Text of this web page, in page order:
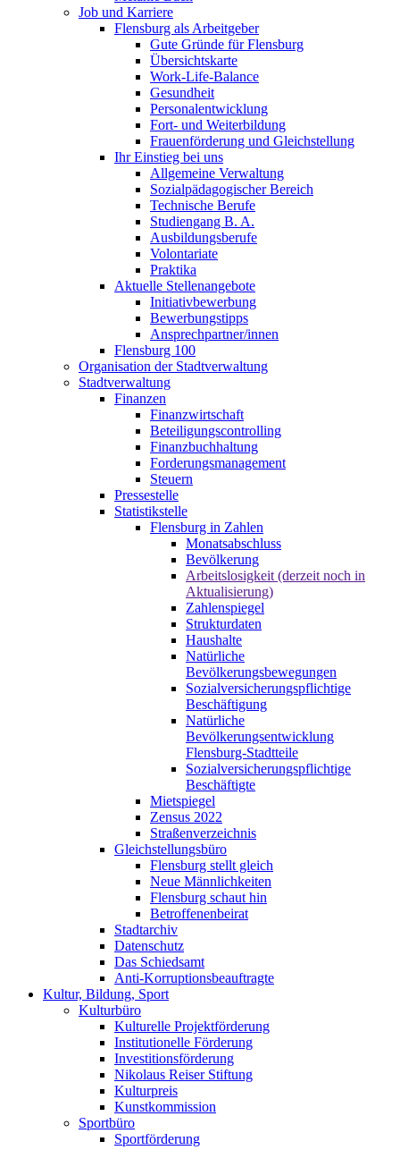
Job und Karriere
Flensburg als Arbeitgeber
Gute Gründe für Flensburg
Übersichtskarte
Work-Life-Balance
Gesundheit
Personalentwicklung
Fort- und Weiterbildung
Frauenförderung und Gleichstellung
Ihr Einstieg bei uns
Allgemeine Verwaltung
Sozialpädagogischer Bereich
Technische Berufe
Studiengang B. A.
Ausbildungsberufe
Volontariate
Praktika
Aktuelle Stellenangebote
Initiativbewerbung
Bewerbungstipps
Ansprechpartner/innen
Flensburg 100
Organisation der Stadtverwaltung
Stadtverwaltung
Finanzen
Finanzwirtschaft
Beteiligungscontrolling
Finanzbuchhaltung
Forderungsmanagement
Steuern
Pressestelle
Statistikstelle
Flensburg in Zahlen
Monatsabschluss
Bevölkerung
Arbeitslosigkeit (derzeit noch in
Aktualisierung)
Zahlenspiegel
Strukturdaten
Haushalte
Natürliche
Bevölkerungsbewegungen
Sozialversicherungspflichtige
Beschäftigung
Natürliche
Bevölkerungsentwicklung
Flensburg-Stadtteile
Sozialversicherungspflichtige
Beschäftigte
Mietspiegel
Zensus 2022
Straßenverzeichnis
Gleichstellungsbüro
Flensburg stellt gleich
Neue Männlichkeiten
Flensburg schaut hin
Betroffenenbeirat
Stadtarchiv
Datenschutz
Das Schiedsamt
Anti-Korruptionsbeauftragte
Kultur, Bildung, Sport
Kulturbüro
Kulturelle Projektförderung
Institutionelle Förderung
Investitionsförderung
Nikolaus Reiser Stiftung
Kulturpreis
Kunstkommission
Sportbüro
Sportförderung